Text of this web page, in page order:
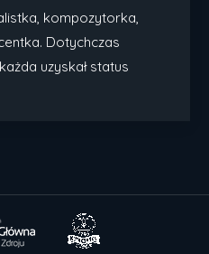
kompozytorka,
Dotychczas
uzyskał status